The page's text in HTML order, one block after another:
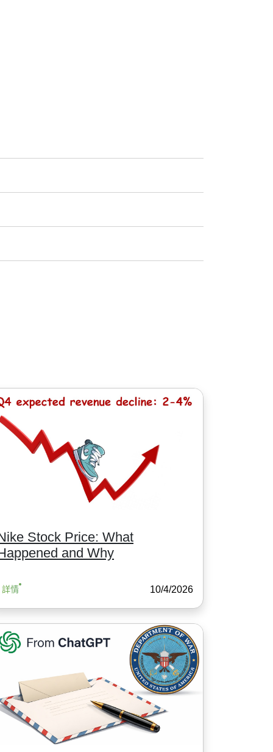
票 - 1.5加元. MT5平臺最低手續費為: 1
Stock Price: What
and Why
詳情 10/4/2026